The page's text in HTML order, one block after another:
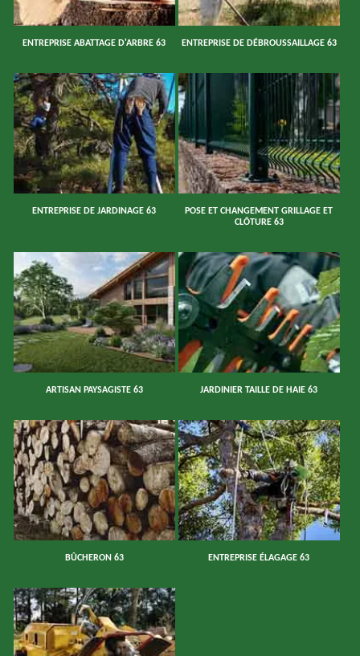
ENTREPRISE ABATTAGE D'ARBRE 63 ENTREPRISE DE DÉBROUSSAILLAGE 63
ENTREPRISE DE JARDINAGE 63
POSE ET CHANGEMENT GRILLAGE ET
CLÔTURE 63
ARTISAN PAYSAGISTE 63 JARDINIER TAILLE DE HAIE 63
BÛCHERON 63 ENTREPRISE ÉLAGAGE 63